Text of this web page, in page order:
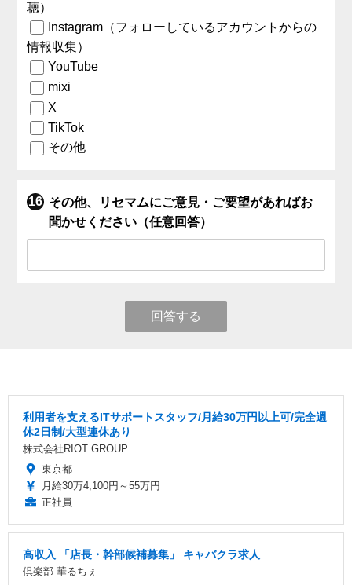
聴）
Instagram（フォローしているアカウントからの
情報収集）
YouTube
mixi
X
TikTok
その他
その他、リセマムにご意見・ご要望があればお
聞かせください（任意回答）
回答する
利用者を支えるITサポートスタッフ/月給30万円以上可/完全週
休2日制/大型連休あり
株式会社RIOT GROUP
東京都
月給30万4,100円～55万円
正社員
高収入 「店長・幹部候補募集」 キャバクラ求人
倶楽部 華るちぇ